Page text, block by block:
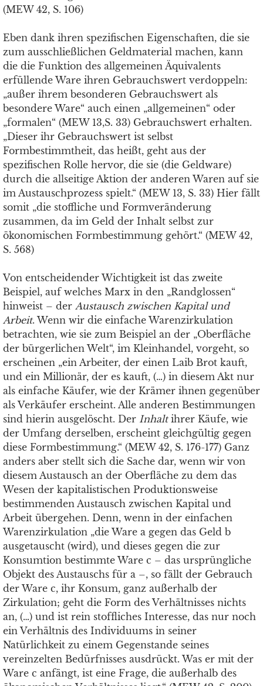
(MEW 42, S. 106)
Eben dank ihren spezifischen Eigenschaften, die sie
zum ausschließlichen Geldmaterial machen, kann
die die Funktion des allgemeinen Äquivalents
erfüllende Ware ihren Gebrauchswert verdoppeln:
„außer ihrem besonderen Gebrauchswert als
besondere Ware“ auch einen „allgemeinen“ oder
„formalen“ (MEW 13,S. 33) Gebrauchswert erhalten.
„Dieser ihr Gebrauchswert ist selbst
Formbestimmtheit, das heißt, geht aus der
spezifischen Rolle hervor, die sie (die Geldware)
durch die allseitige Aktion der anderen Waren auf sie
im Austauschprozess spielt.“ (MEW 13, S. 33) Hier fällt
somit „die stoffliche und Formveränderung
zusammen, da im Geld der Inhalt selbst zur
ökonomischen Formbestimmung gehört.“ (MEW 42,
S. 568)
Von entscheidender Wichtigkeit ist das zweite
Beispiel, auf welches Marx in den „Randglossen“
hinweist – der Austausch zwischen Kapital und
Arbeit. Wenn wir die einfache Warenzirkulation
betrachten, wie sie zum Beispiel an der „Oberfläche
der bürgerlichen Welt“, im Kleinhandel, vorgeht, so
erscheinen „ein Arbeiter, der einen Laib Brot kauft,
und ein Millionär, der es kauft, (…) in diesem Akt nur
als einfache Käufer, wie der Krämer ihnen gegenüber
als Verkäufer erscheint. Alle anderen Bestimmungen
sind hierin ausgelöscht. Der Inhaltihrer Käufe, wie
der Umfang derselben, erscheint gleichgültig gegen
diese Formbestimmung.“ (MEW 42, S. 176-177) Ganz
anders aber stellt sich die Sache dar, wenn wir von
diesem Austausch an der Oberfläche zu dem das
Wesen der kapitalistischen Produktionsweise
bestimmenden Austausch zwischen Kapital und
Arbeit übergehen. Denn, wenn in der einfachen
Warenzirkulation „die Ware a gegen das Geld b
ausgetauscht (wird), und dieses gegen die zur
Konsumtion bestimmte Ware c – das ursprüngliche
Objekt des Austauschs für a –, so fällt der Gebrauch
der Ware c, ihr Konsum, ganz außerhalb der
Zirkulation; geht die Form des Verhältnisses nichts
an, (…) und ist rein stofﬂiches Interesse, das nur noch
ein Verhältnis des Individuums in seiner
Natürlichkeit zu einem Gegenstande seines
vereinzelten Bedürfnisses ausdrückt. Was er mit der
Ware c anfängt, ist eine Frage, die außerhalb des